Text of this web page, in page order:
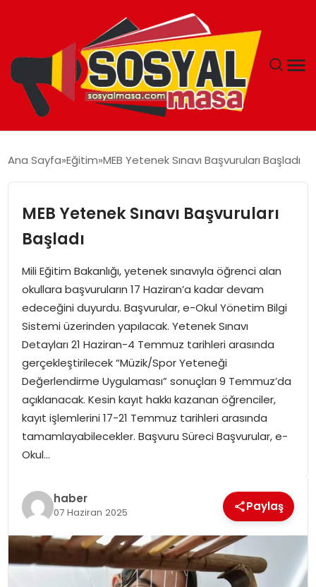
EKONOMI
GÜNCEL
EĞITIM
SPOR
GÜNDEM
MAGAZIN
Ana Sayfa Eğitim MEB Yetenek Sınavı Başvuruları Başladı
MEB Yetenek Sınavı Başvuruları
Başladı
Mili Eğitim Bakanlığı, yetenek sınavıyla öğrenci alan
okullara başvuruların 17 Haziran’a kadar devam
edeceğini duyurdu. Başvurular, e-Okul Yönetim Bilgi
Sistemi üzerinden yapılacak. Yetenek Sınavı
Detayları 21 Haziran-4 Temmuz tarihleri arasında
gerçekleştirilecek “Müzik/Spor Yeteneği
Değerlendirme Uygulaması” sonuçları 9 Temmuz’da
açıklanacak. Kesin kayıt hakkı kazanan öğrenciler,
kayıt işlemlerini 17-21 Temmuz tarihleri arasında
tamamlayabilecekler. Başvuru Süreci Başvurular, e-
Okul…
haber
07 Haziran 2025 Paylaş